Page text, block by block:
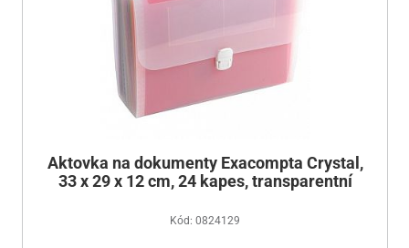
Aktovka na dokumenty Exacompta Crystal,
33 x 29 x 12 cm, 24 kapes, transparentní
Kód: 0824129